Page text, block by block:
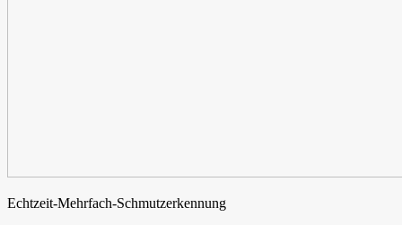
Echtzeit-Mehrfach-Schmutzerkennung